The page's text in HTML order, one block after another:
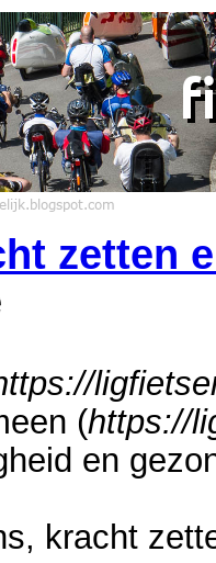
zetten
(https://
en
kracht